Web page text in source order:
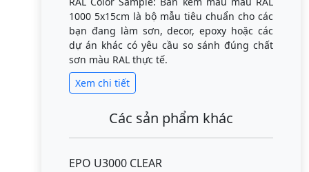
1000 5x15cm là bộ mẫu tiêu chuẩn cho các
bạn đang làm sơn, decor, epoxy hoặc các
dự án khác có yêu cầu so sánh đúng chất
sơn màu RAL thực tế.
Xem chi tiết
Các sản phẩm khác
EPO U3000 CLEAR